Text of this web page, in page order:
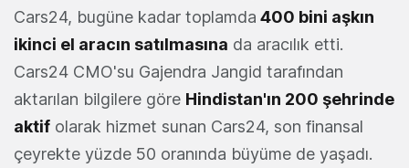
Cars24, bugüne kadar toplamda 400 bini aşkın
ikinci el aracın satılmasına da aracılık etti.
Cars24 CMO'su Gajendra Jangid tarafından
aktarılan bilgilere göre Hindistan'ın 200 şehrinde
aktif olarak hizmet sunan Cars24, son finansal
çeyrekte yüzde 50 oranında büyüme de yaşadı.